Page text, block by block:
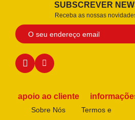
SUBSCREVER
Receba as nossas
apoio ao cliente
Sobre Nós Termos e